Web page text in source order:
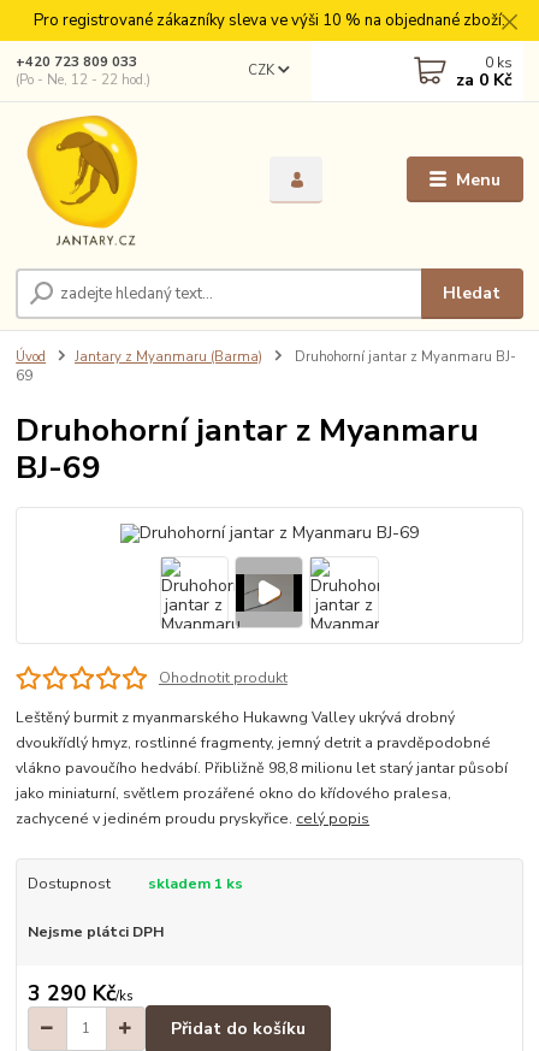
Pro registrované zákazníky sleva ve výši 10 % na objednané zboží.
Menu
CZK
Hledat
+420 723 809 033
(Po - Ne, 12 - 22 hod.)
0 ks
za 0 Kč
Úvod Jantary z Myanmaru (Barma)
Druhohorní jantar z Myanmaru BJ-
69
Druhohorní jantar z Myanmaru
BJ-69
Ohodnotit produkt
Leštěný burmit z myanmarského Hukawng Valley ukrývá drobný
dvoukřídlý hmyz, rostlinné fragmenty, jemný detrit a pravděpodobné
vlákno pavoučího hedvábí. Přibližně 98,8 milionu let starý jantar působí
jako miniaturní, světlem prozářené okno do křídového pralesa,
zachycené v jediném proudu pryskyřice. celý popis
Dostupnost skladem 1 ks
Nejsme plátci DPH
3 290 Kč/ks
Přidat do košíku